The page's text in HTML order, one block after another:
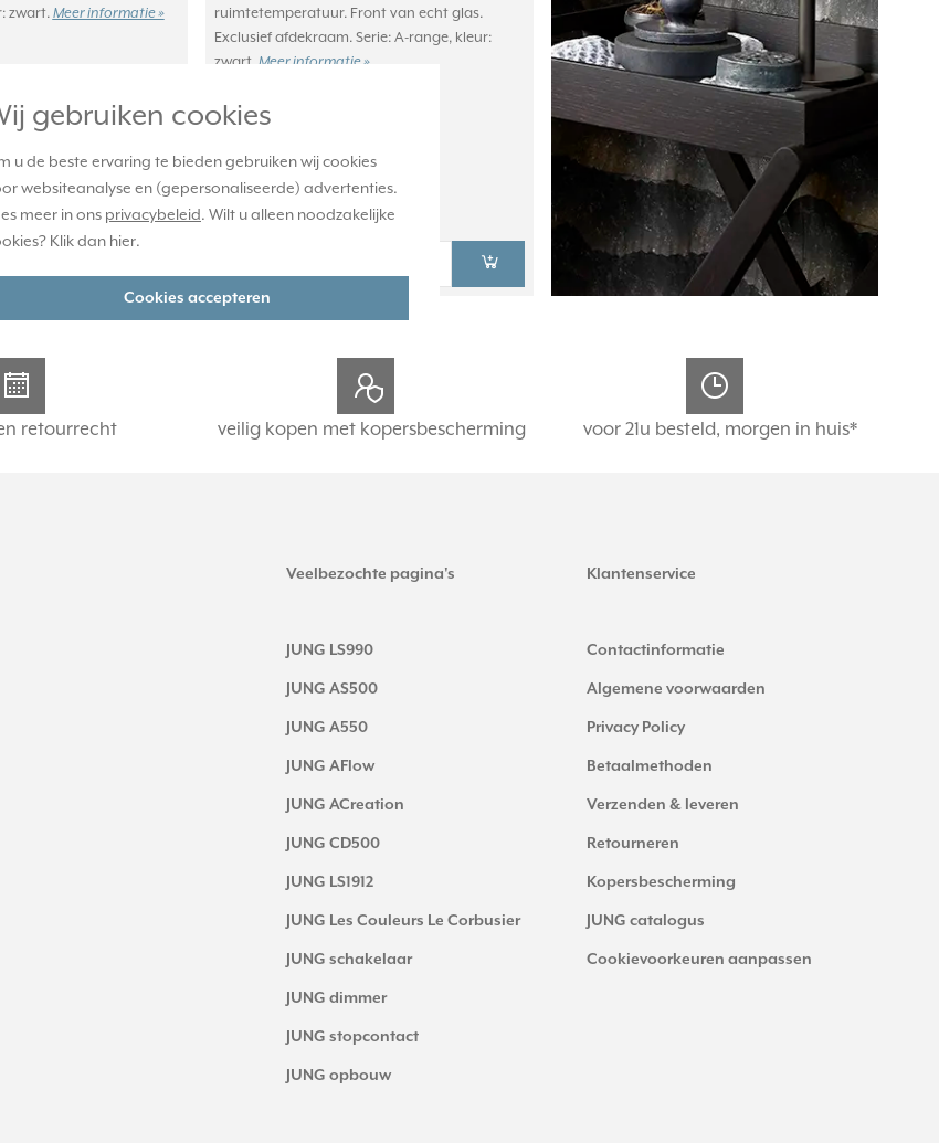
gebruiken cookies
u de beste ervaring te bieden gebruiken wij cookies
websiteanalyse en (gepersonaliseerde) advertenties.
meer in ons privacybeleid. Wilt u alleen noodzakelijke
Klik dan hier.
Cookies accepteren
zwart. Meer informatie »
ruimtetemperatuur. Front van echt glas.
Exclusief afdekraam. Serie: A-range, kleur:
zwart. Meer informatie »
Verwachte levertijd:
1-2 weken
Huidige voorraad:
0 stuk(s)
retourrecht veilig kopen met kopersbescherming voor 21u besteld, morgen in huis*
Veelbezochte pagina's
JUNG LS990
JUNG AS500
JUNG A550
JUNG AFlow
JUNG ACreation
JUNG CD500
JUNG LS1912
JUNG Les Couleurs Le Corbusier
JUNG schakelaar
JUNG dimmer
JUNG stopcontact
JUNG opbouw
Klantenservice
Contactinformatie
Algemene voorwaarden
Privacy Policy
Betaalmethoden
Verzenden & leveren
Retourneren
Kopersbescherming
JUNG catalogus
Cookievoorkeuren aanpassen